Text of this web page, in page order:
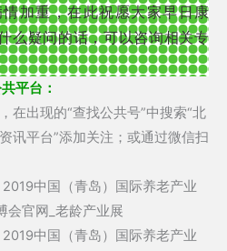
加重，在此祝愿大家早日康
么疑问的话，可以咨询相关专
平台：
在出现的“查找公共号”中搜索“北
讯平台”添加关注；或通过微信扫